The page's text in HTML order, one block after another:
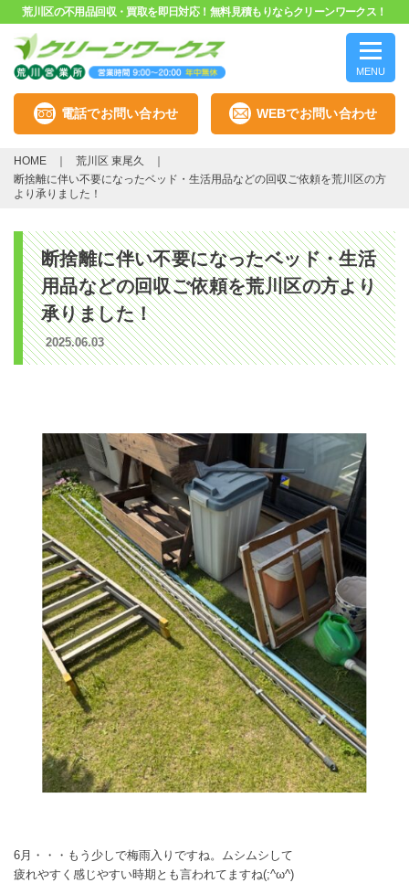
荒川区の不用品回収・買取を即日対応！無料見積もりならクリーンワークス！
MENU
電話でお問い合わせ WEBでお問い合わせ
HOME
荒川区 東尾久
断捨離に伴い不要になったベッド・生活用品などの回収ご依頼を荒川区の方
より承りました！
断捨離に伴い不要になったベッド・生活
用品などの回収ご依頼を荒川区の方より
承りました！
2025.06.03
6月・・・もう少しで梅雨入りですね。ムシムシして
疲れやすく感じやすい時期とも言われてますね(;^ω^)